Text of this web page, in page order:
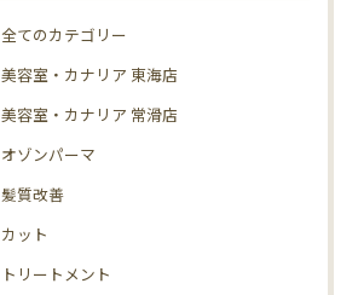
全てのカテゴリー
美容室・カナリア 東海店
美容室・カナリア 常滑店
オゾンパーマ
髪質改善
カット
トリートメント